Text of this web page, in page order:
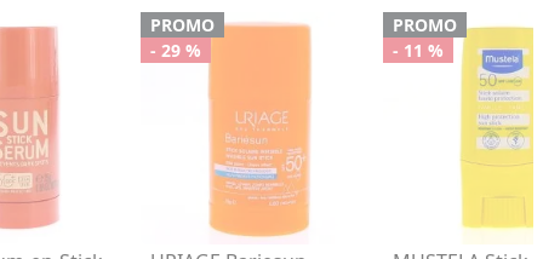
PROMO
- 29 %
PROMO
- 11 %